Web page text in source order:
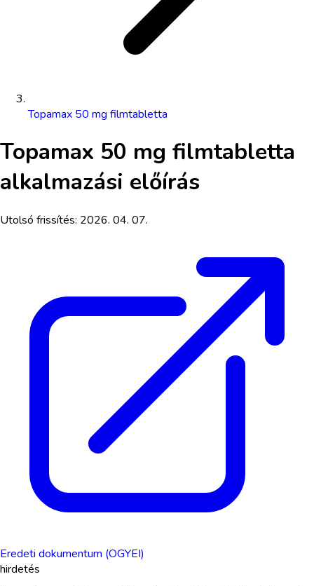
Topamax 50 mg filmtabletta
Topamax 50 mg filmtabletta
alkalmazási előírás
Utolsó frissítés: 2026. 04. 07.
Eredeti dokumentum (OGYEI)
hirdetés